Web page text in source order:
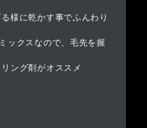
様に乾かす事でふんわり
ックスなので、毛先を握
ング剤がオススメ